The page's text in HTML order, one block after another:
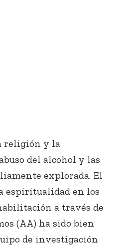
religión y la
del alcohol y las
explorada. El
espiritualidad en los
a través de
(AA) ha sido bien
de investigación